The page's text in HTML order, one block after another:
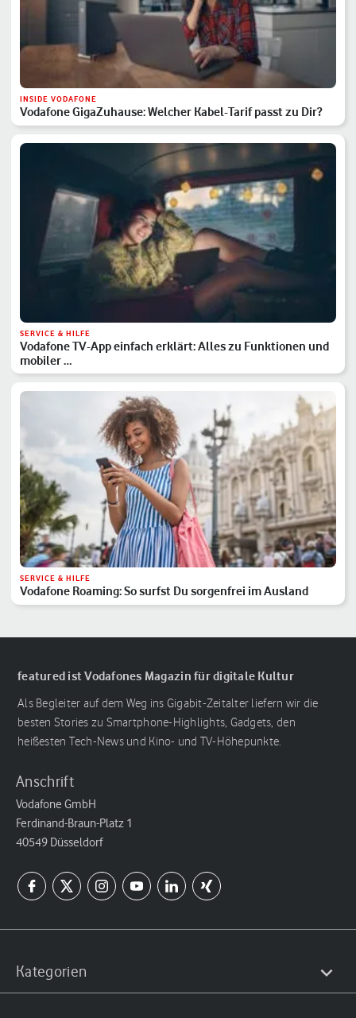
INSIDE VODAFONE
Vodafone GigaZuhause: Welcher Kabel-Tarif passt zu Dir?
SERVICE & HILFE
Vodafone TV-App einfach erklärt: Alles zu Funktionen und
mobiler …
SERVICE & HILFE
Vodafone Roaming: So surfst Du sorgenfrei im Ausland
featured ist Vodafones Magazin für digitale Kultur
Als Begleiter auf dem Weg ins Gigabit-Zeitalter liefern wir die
besten Stories zu Smartphone-Highlights, Gadgets, den
heißesten Tech-News und Kino- und TV-Höhepunkte.
Anschrift
Vodafone GmbH
Ferdinand-Braun-Platz 1
40549 Düsseldorf
Kategorien